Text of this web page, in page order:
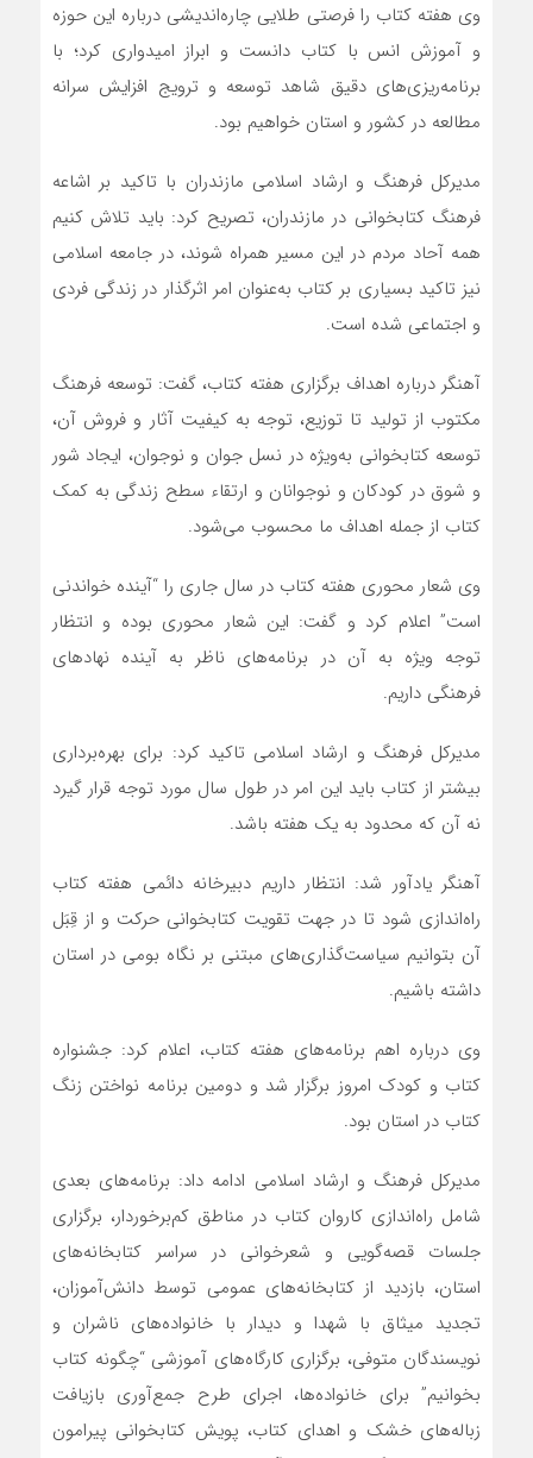
وی هفته کتاب را فرصتی طلایی چاره‌اندیشی درباره این حوزه
و آموزش انس با کتاب دانست و ابراز امیدواری کرد؛ با
برنامه‌ریزی‌های دقیق شاهد توسعه و ترویج افزایش سرانه
مطالعه در کشور و استان خواهیم بود.
مدیرکل فرهنگ و ارشاد اسلامی مازندران با تاکید بر اشاعه
فرهنگ کتابخوانی در مازندران، تصریح کرد: باید تلاش کنیم
همه آحاد مردم در این مسیر همراه شوند، در جامعه اسلامی
نیز تاکید بسیاری بر کتاب به‌عنوان امر اثرگذار در زندگی فردی
و اجتماعی شده است.
آهنگر درباره اهداف برگزاری هفته کتاب، گفت: توسعه فرهنگ
مکتوب از تولید تا توزیع، توجه به کیفیت آثار و فروش آن،
توسعه کتابخوانی به‌ویژه در نسل جوان و نوجوان، ایجاد شور
و شوق در کودکان و نوجوانان و ارتقاء سطح زندگی به کمک
کتاب از جمله اهداف ما محسوب می‌شود.
وی شعار محوری هفته کتاب در سال جاری را “آینده خواندنی
است” اعلام کرد و گفت: این شعار محوری بوده و انتظار
توجه ویژه به آن در برنامه‌های ناظر به آینده نهادهای
فرهنگی داریم.
مدیرکل فرهنگ و ارشاد اسلامی تاکید کرد: برای بهره‌برداری
بیشتر از کتاب باید این امر در طول سال مورد توجه قرار گیرد
نه آن که محدود به یک هفته باشد.
آهنگر یادآور شد: انتظار داریم دبیرخانه دائمی هفته کتاب
راه‌اندازی شود تا در جهت تقویت کتابخوانی حرکت و از قِبَل
آن بتوانیم سیاست‌گذاری‌های مبتنی بر نگاه بومی در استان
داشته باشیم.
وی درباره اهم برنامه‌های هفته کتاب، اعلام کرد: جشنواره
کتاب و کودک امروز برگزار شد و دومین برنامه نواختن زنگ
کتاب در استان بود.
مدیرکل فرهنگ و ارشاد اسلامی ادامه داد: برنامه‌های بعدی
شامل راه‌اندازی کاروان کتاب در مناطق کم‌برخوردار، برگزاری
جلسات قصه‌گویی و شعرخوانی در سراسر کتابخانه‌های
استان، بازدید از کتابخانه‌های عمومی توسط دانش‌آموزان،
تجدید میثاق با شهدا و دیدار با خانواده‌های ناشران و
نویسندگان متوفی، برگزاری کارگاه‌های آموزشی “چگونه کتاب
بخوانیم” برای خانواده‌ها، اجرای طرح‌ جمع‌آوری بازیافت
زباله‌های خشک و اهدای کتاب، پویش کتابخوانی پیرامون